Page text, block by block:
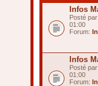
Infos
Posté
01:00
Forum:
Infos
Posté
01:00
Forum: